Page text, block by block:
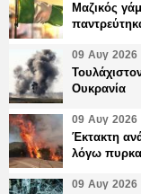
Μαζικός
09 Αυγ 2026
Ουκρανία
09 Αυγ 2026
Έκτακτη
λόγω
09 Αυγ 2026